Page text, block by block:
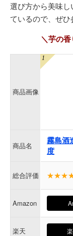
選び方から美味
ているので、ぜひ
＼芋の
商品画像
商品名
霧島酒
度
総合評価
Amazon
楽天